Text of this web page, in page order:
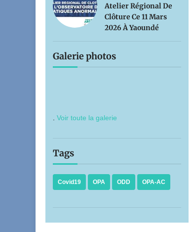
Atelier Régional De
Clôture Ce 11 Mars
2026 À Yaoundé
Galerie photos
Voir toute la galerie
Tags
Covid19 OPA ODD OPA-AC